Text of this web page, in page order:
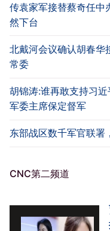
传袁家军接替蔡奇任中
然下台
北戴河会议确认胡春华
常委
胡锦涛:谁再敢支持习
军委主席保定督军
东部战区数千军官联署
CNC第二频道